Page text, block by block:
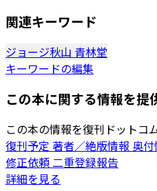
関連キーワード
ジョージ秋山 青林堂
キーワードの編集
この本に関する情報を提
この本の情報を復刊ドットコ
復刊予定 著者／絶版情報 奥
修正依頼二重登録報告
詳細を見る